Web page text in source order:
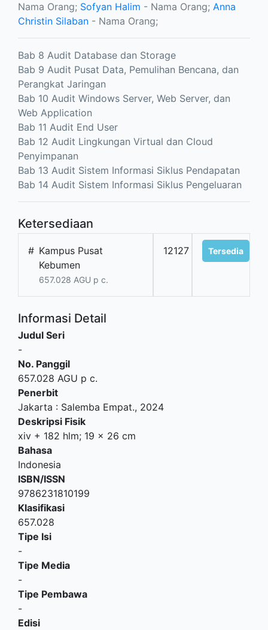
Nama Orang; Sofyan Halim - Nama Orang; Anna
Christin Silaban - Nama Orang;
Bab 8 Audit Database dan Storage
Bab 9 Audit Pusat Data, Pemulihan Bencana, dan
Perangkat Jaringan
Bab 10 Audit Windows Server, Web Server, dan
Web Application
Bab 11 Audit End User
Bab 12 Audit Lingkungan Virtual dan Cloud
Penyimpanan
Bab 13 Audit Sistem Informasi Siklus Pendapatan
Bab 14 Audit Sistem Informasi Siklus Pengeluaran
Ketersediaan
# Kampus Pusat
Kebumen
657.028 AGU p c.
12127 Tersedia
Informasi Detail
Judul Seri
-
No. Panggil
657.028 AGU p c.
Penerbit
Jakarta : Salemba Empat., 2024
Deskripsi Fisik
xiv + 182 hlm; 19 x 26 cm
Bahasa
Indonesia
ISBN/ISSN
9786231810199
Klasifikasi
657.028
Tipe Isi
-
Tipe Media
-
Tipe Pembawa
-
Edisi